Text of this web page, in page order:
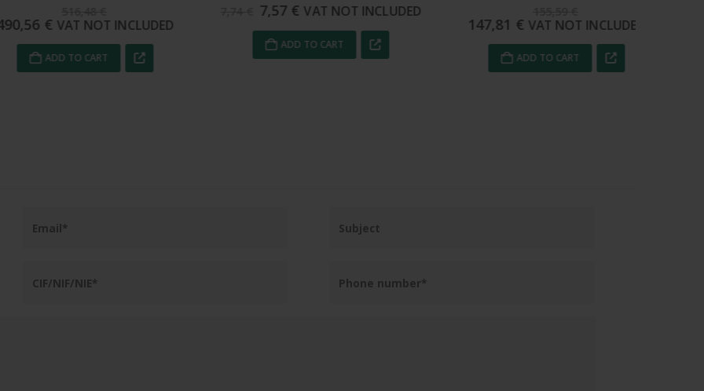
€ VAT NOT INCLUDED
ADD TO CART
7,57€ VAT NOT INCLUDED
ADD TO CART
147,81€ VAT NOT INCLUDED
ADD TO CART